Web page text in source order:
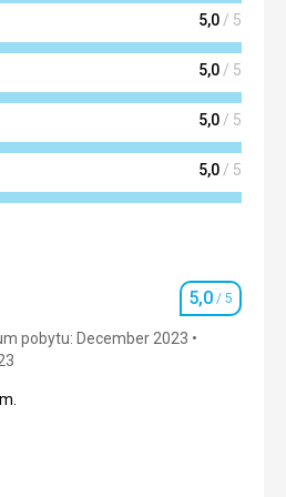
výlety, SPA, rybaření! a
automaticky pomocou
5,0 / 5
5,0 / 5
5,0 / 5
5,0 / 5
Hodnotenie
5,0 / 5
pobytu: December 2023